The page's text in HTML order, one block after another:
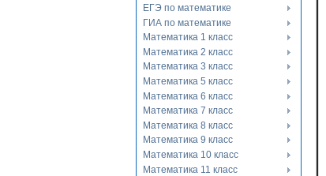
ЕГЭ по математике
ГИА по математике
Математика 1 класс
Математика 2 класс
Математика 3 класс
Математика 5 класс
Математика 6 класс
Математика 7 класс
Математика 8 класс
Математика 9 класс
Математика 10 класс
Математика 11 класс